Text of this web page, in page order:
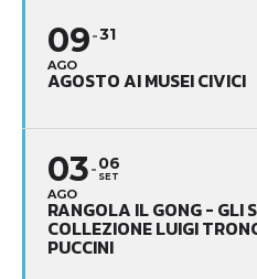
09
AGO
31
AGOSTO AI MUSEI CIVICI
03
AGO
06
SET
RANGOLA IL GONG - GLI
COLLEZIONE LUIGI
PUCCINI